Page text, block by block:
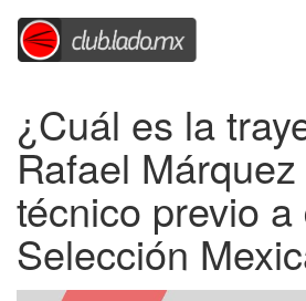
¿Cuál es la
Rafael
técnico previo
Selección